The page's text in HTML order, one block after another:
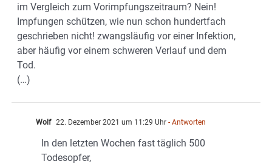
im Vergleich zum Vorimpfungszeitraum? Nein!
Impfungen schützen, wie nun schon hundertfach
geschrieben nicht! zwangsläufig vor einer Infektion,
aber häufig vor einem schweren Verlauf und dem
Tod.
(…)
Wolf 22. Dezember 2021 um 11:29 Uhr - Antworten
In den letzten Wochen fast täglich 500
Todesopfer,